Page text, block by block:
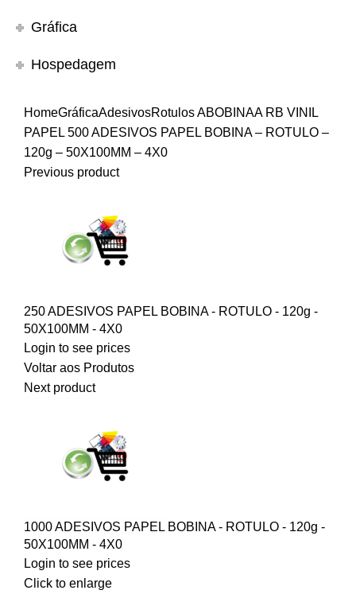
Gráfica
Hospedagem
HomeGráficaAdesivosRotulos ABOBINAA RB VINIL
PAPEL 500 ADESIVOS PAPEL BOBINA – ROTULO –
120g – 50X100MM – 4X0
Previous product
250 ADESIVOS PAPEL BOBINA - ROTULO - 120g -
50X100MM - 4X0
Login to see prices
Voltar aos Produtos
Next product
1000 ADESIVOS PAPEL BOBINA - ROTULO - 120g -
50X100MM - 4X0
Login to see prices
Click to enlarge